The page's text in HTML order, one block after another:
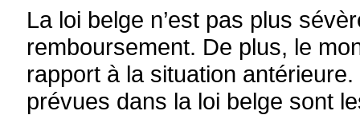
La loi belge n’est pas plus
remboursement. De plus, le
rapport à la situation
prévues dans la loi belge sont